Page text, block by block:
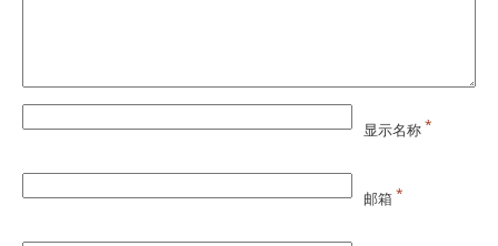
显示名称*
邮箱*